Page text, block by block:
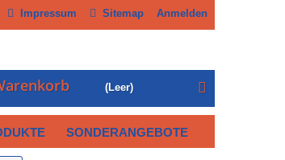
Anmelden
Sitemap
Impressum
(Leer)
SONDERANGEBOTE